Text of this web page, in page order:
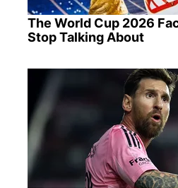
The World Cup 2026
Stop Talking About